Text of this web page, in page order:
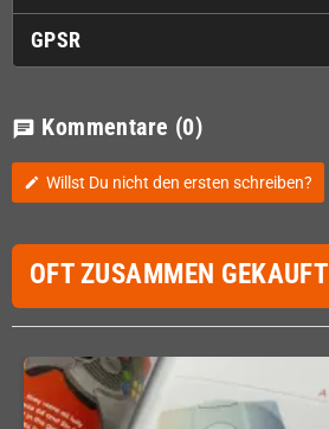
GPSR
chat Kommentare (0)
edit Willst Du nicht den ersten schreiben?
OFT ZUSAMMEN GEKAUFT